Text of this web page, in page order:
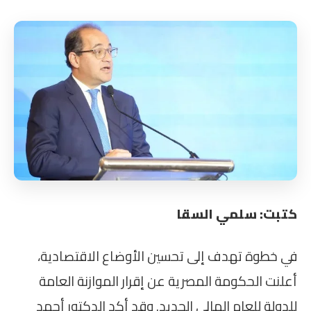
كتبت: سلمي السقا
في خطوة تهدف إلى تحسين الأوضاع الاقتصادية،
أعلنت الحكومة المصرية عن إقرار الموازنة العامة